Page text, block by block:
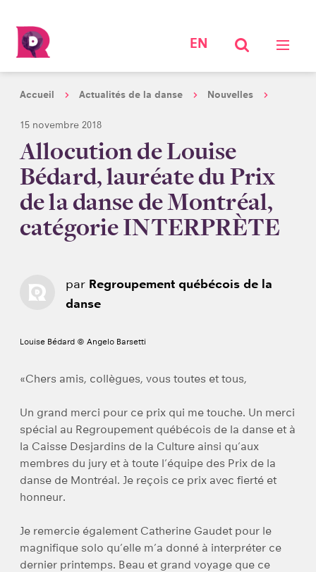
EN
Accueil Actualités de la danse Nouvelles
15 novembre 2018
Allocution de Louise
Bédard, lauréate du Prix
de la danse de Montréal,
catégorie INTERPRÈTE
par Regroupement québécois de la
danse
Louise Bédard © Angelo Barsetti
«Chers amis, collègues, vous toutes et tous,
Un grand merci pour ce prix qui me touche. Un merci
spécial au Regroupement québécois de la danse et à
la Caisse Desjardins de la Culture ainsi qu’aux
membres du jury et à toute l’équipe des Prix de la
danse de Montréal. Je reçois ce prix avec fierté et
honneur.
Je remercie également Catherine Gaudet pour le
magnifique solo qu’elle m’a donné à interpréter ce
dernier printemps. Beau et grand voyage que ce